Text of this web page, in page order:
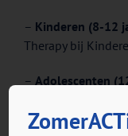
– Kinderen (8-12
Therapy bij
– Adolescenten
Aan de slag met